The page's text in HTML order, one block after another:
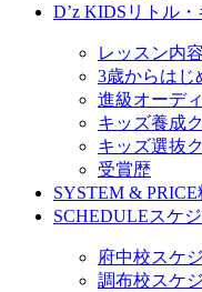
D’z KIDS リトル
レッスン内容
3歳からはじ
進級オーデ
キッズ養成
キッズ選抜
受賞歴
SYSTEM & PRICE
SCHEDULEスケ
府中校スケ
調布校スケ